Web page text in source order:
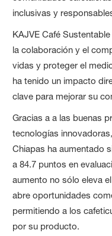
inclusivas y
KAJVE Café
la colaboración y el
vidas y proteger el
ha tenido un impacto
clave para mejorar su
Gracias a a las buenas
tecnologías
Chiapas ha aumentado
a 84.7 puntos en
aumento no sólo eleva
abre oportunidades
permitiendo a los
por su producto.